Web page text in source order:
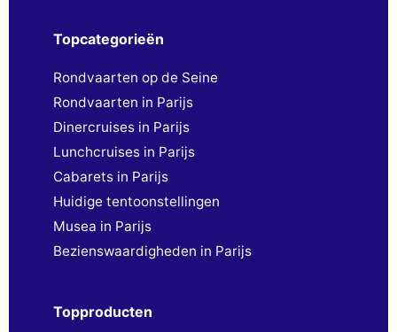
Topcategorieën
Rondvaarten op de Seine
Rondvaarten in Parijs
Dinercruises in Parijs
Lunchcruises in Parijs
Cabarets in Parijs
Huidige tentoonstellingen
Musea in Parijs
Bezienswaardigheden in Parijs
Topproducten